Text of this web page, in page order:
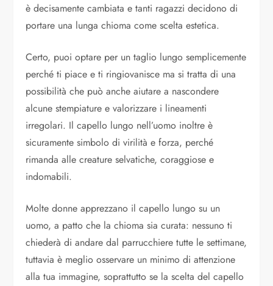
è decisamente cambiata e tanti ragazzi decidono di
portare una lunga chioma come scelta estetica.
Certo, puoi optare per un taglio lungo semplicemente
perché ti piace e ti ringiovanisce ma si tratta di una
possibilità che può anche aiutare a nascondere
alcune stempiature e valorizzare i lineamenti
irregolari. Il capello lungo nell’uomo inoltre è
sicuramente simbolo di virilità e forza, perché
rimanda alle creature selvatiche, coraggiose e
indomabili.
Molte donne apprezzano il capello lungo su un
uomo, a patto che la chioma sia curata: nessuno ti
chiederà di andare dal parrucchiere tutte le settimane,
tuttavia è meglio osservare un minimo di attenzione
alla tua immagine, soprattutto se la scelta del capello